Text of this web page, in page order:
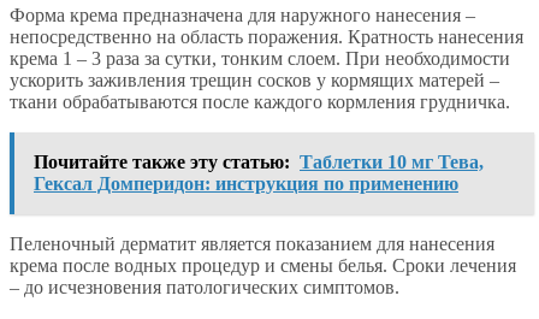
Форма крема предназначена для наружного нанесения –
непосредственно на область поражения. Кратность нанесения
крема 1 – 3 раза за сутки, тонким слоем. При необходимости
ускорить заживления трещин сосков у кормящих матерей –
ткани обрабатываются после каждого кормления грудничка.
Почитайте также эту статью: Таблетки 10 мг Тева,
Гексал Домперидон: инструкция по применению
Пеленочный дерматит является показанием для нанесения
крема после водных процедур и смены белья. Сроки лечения
– до исчезновения патологических симптомов.